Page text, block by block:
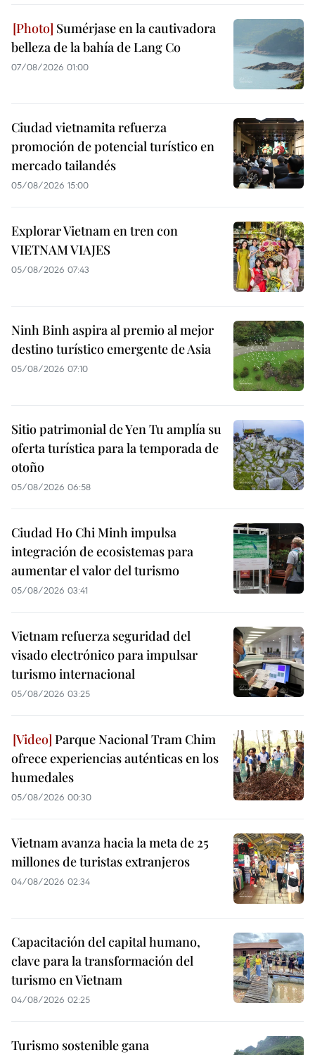
Sumérjase en la cautivadora
belleza de la bahía de Lang Co
07/08/2026 01:00
Ciudad vietnamita refuerza
promoción de potencial turístico en
mercado tailandés
05/08/2026 15:00
Explorar Vietnam en tren con
VIETNAM VIAJES
05/08/2026 07:43
Ninh Binh aspira al premio al mejor
destino turístico emergente de Asia
05/08/2026 07:10
Sitio patrimonial de Yen Tu amplía su
oferta turística para la temporada de
otoño
05/08/2026 06:58
Ciudad Ho Chi Minh impulsa
integración de ecosistemas para
aumentar el valor del turismo
05/08/2026 03:41
Vietnam refuerza seguridad del
visado electrónico para impulsar
turismo internacional
05/08/2026 03:25
Parque Nacional Tram Chim
ofrece experiencias auténticas en los
humedales
05/08/2026 00:30
Vietnam avanza hacia la meta de 25
millones de turistas extranjeros
04/08/2026 02:34
Capacitación del capital humano,
clave para la transformación del
turismo en Vietnam
04/08/2026 02:25
Turismo sostenible gana